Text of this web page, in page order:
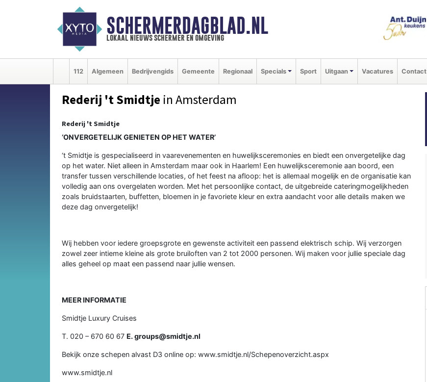
SCHERMERDAGBLAD.NL
lokaal nieuws schermer en omgeving
112 Algemeen Bedrijvengids Gemeente Regionaal Specials Sport Uitgaan Vacatures Contact
Rederij 't Smidtje in Amsterdam
Rederij 't Smidtje
‘ONVERGETELIJK GENIETEN OP HET WATER’
‘t Smidtje is gespecialiseerd in vaarevenementen en huwelijksceremonies en biedt een onvergetelijke dag
op het water. Niet alleen in Amsterdam maar ook in Haarlem! Een huwelijksceremonie aan boord, een
transfer tussen verschillende locaties, of het feest na afloop: het is allemaal mogelijk en de organisatie kan
volledig aan ons overgelaten worden. Met het persoonlijke contact, de uitgebreide cateringmogelijkheden
zoals bruidstaarten, buffetten, bloemen in je favoriete kleur en extra aandacht voor alle details maken we
deze dag onvergetelijk!
Wij hebben voor iedere groepsgrote en gewenste activiteit een passend elektrisch schip. Wij verzorgen
zowel zeer intieme kleine als grote bruiloften van 2 tot 2000 personen. Wij maken voor jullie speciale dag
alles geheel op maat een passend naar jullie wensen.
MEER INFORMATIE
Smidtje Luxury Cruises
T. 020 – 670 60 67 E. groups@smidtje.nl
Bekijk onze schepen alvast D3 online op: www.smidtje.nl/Schepenoverzicht.aspx
www.smidtje.nl